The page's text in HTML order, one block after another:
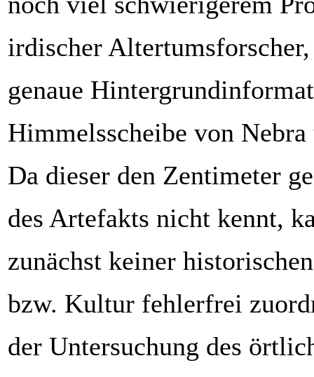
irdischer
genaue
Himmelsscheibe von
Da dieser den Zentimeter
des Artefakts nicht kennt,
zunächst keiner
bzw. Kultur fehlerfrei
der Untersuchung des